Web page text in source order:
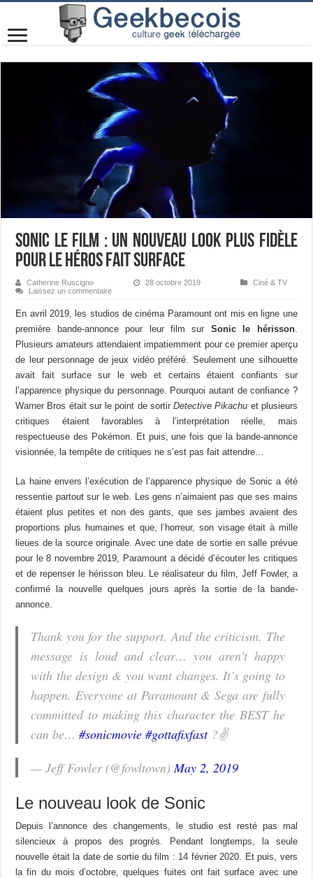
Sonic le film : un nouveau look plus fidèle
pour le héros fait surface
Catherine Ruscigno 28 octobre 2019
Ciné & TV
Laissez un commentaire
En avril 2019, les studios de cinéma Paramount ont mis en ligne une
première bande-annonce pour leur film sur Sonic le hérisson.
Plusieurs amateurs attendaient impatiemment pour ce premier aperçu
de leur personnage de jeux vidéo préféré. Seulement une silhouette
avait fait surface sur le web et certains étaient confiants sur
l’apparence physique du personnage. Pourquoi autant de confiance ?
Warner Bros était sur le point de sortirDetective Pikachu et plusieurs
critiques étaient favorables à l’interprétation réelle, mais
respectueuse des Pokémon. Et puis, une fois que la bande-annonce
visionnée, la tempête de critiques ne s’est pas fait attendre…
La haine envers l’exécution de l’apparence physique de Sonic a été
ressentie partout sur le web. Les gens n’aimaient pas que ses mains
étaient plus petites et non des gants, que ses jambes avaient des
proportions plus humaines et que, l’horreur, son visage était à mille
lieues de la source originale. Avec une date de sortie en salle prévue
pour le 8 novembre 2019, Paramount a décidé d’écouter les critiques
et de repenser le hérisson bleu. Le réalisateur du film, Jeff Fowler, a
confirmé la nouvelle quelques jours après la sortie de la bande-
annonce.
Thank you for the support. And the criticism. The
message is loud and clear… you aren’t happy
with the design & you want changes. It’s going to
happen. Everyone at Paramount & Sega are fully
committed to making this character the BEST he
can be…#sonicmovie #gottafixfast?✌️
— Jeff Fowler (@fowltown) May 2, 2019
Le nouveau look de Sonic
Depuis l’annonce des changements, le studio est resté pas mal
silencieux à propos des progrès. Pendant longtemps, la seule
nouvelle était la date de sortie du film : 14 février 2020. Et puis, vers
la fin du mois d’octobre, quelques fuites ont fait surface avec une